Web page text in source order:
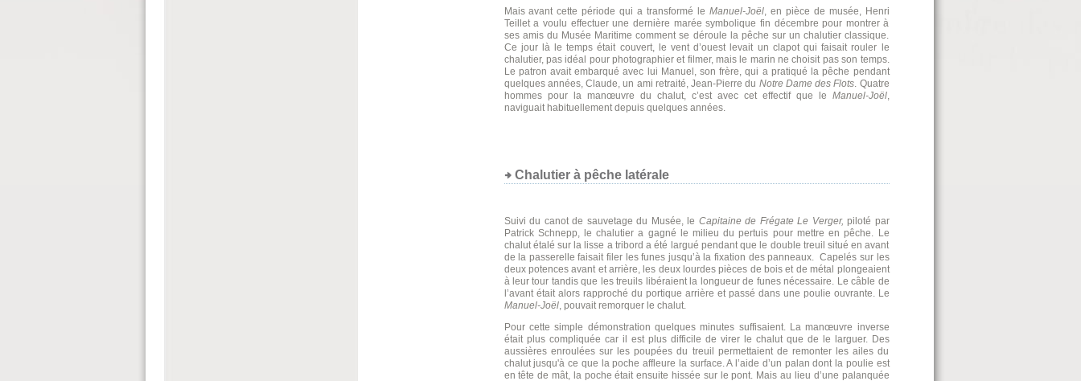
Mais avant cette période qui a transformé le Manuel-Joël, en pièce de musée, Henri
Teillet a voulu effectuer une dernière marée symbolique fin décembre pour montrer à
ses amis du Musée Maritime comment se déroule la pêche sur un chalutier classique.
Ce jour là le temps était couvert, le vent d’ouest levait un clapot qui faisait rouler le
chalutier, pas idéal pour photographier et filmer, mais le marin ne choisit pas son temps.
Le patron avait embarqué avec lui Manuel, son frère, qui a pratiqué la pêche pendant
quelques années, Claude, un ami retraité, Jean-Pierre du Notre Dame des Flots. Quatre
hommes pour la manœuvre du chalut, c’est avec cet effectif que le Manuel-Joël,
naviguait habituellement depuis quelques années.
Chalutier à pêche latérale
Suivi du canot de sauvetage du Musée, le Capitaine de Frégate Le Verger, piloté par
Patrick Schnepp, le chalutier a gagné le milieu du pertuis pour mettre en pêche. Le
chalut étalé sur la lisse a tribord a été largué pendant que le double treuil situé en avant
de la passerelle faisait filer les funes jusqu’à la fixation des panneaux. Capelés sur les
deux potences avant et arrière, les deux lourdes pièces de bois et de métal plongeaient
à leur tour tandis que les treuils libéraient la longueur de funes nécessaire. Le câble de
l’avant était alors rapproché du portique arrière et passé dans une poulie ouvrante. Le
Manuel-Joël, pouvait remorquer le chalut.
Pour cette simple démonstration quelques minutes suffisaient. La manœuvre inverse
était plus compliquée car il est plus difficile de virer le chalut que de le larguer. Des
aussières enroulées sur les poupées du treuil permettaient de remonter les ailes du
chalut jusqu'à ce que la poche affleure la surface. A l’aide d’un palan dont la poulie est
en tête de mât, la poche était ensuite hissée sur le pont. Mais au lieu d’une palanquée